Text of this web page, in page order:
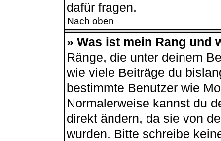
dafür fragen.
Nach oben
» Was ist mein Rang und
Ränge, die unter deinem
wie viele Beiträge du
bestimmte Benutzer wie
Normalerweise kannst du
direkt ändern, da sie von
wurden. Bitte schreibe